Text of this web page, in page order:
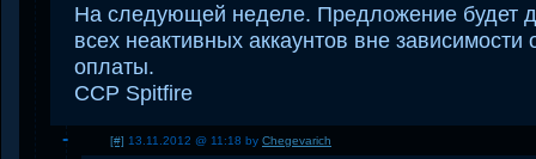
На следующей неделе. Предложение будет
всех неактивных аккаунтов вне
оплаты.
CCP Spitfire
[#] 13.11.2012 @ 11:18 by Chegevarich